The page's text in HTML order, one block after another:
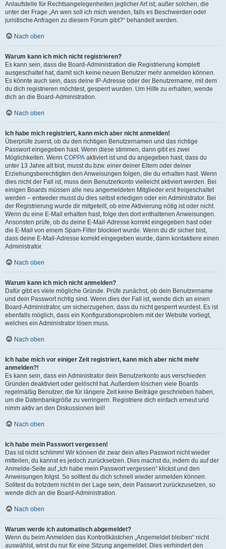
Anlaufstelle für Rechtsangelegenheiten jeglicher Art ist; außer solchen, die
unter der Frage „An wen soll ich mich wenden, falls es Beschwerden oder
juristische Anfragen zu diesem Forum gibt?“ behandelt werden.
Nach oben
Warum kann ich mich nicht registrieren?
Es kann sein, dass die Board-Administration die Registrierung komplett
ausgeschaltet hat, damit sich keine neuen Benutzer mehr anmelden können.
Es könnte auch sein, dass deine IP-Adresse oder der Benutzername, mit dem
du dich registrieren möchtest, gesperrt wurden. Um Hilfe zu erhalten, wende
dich an die Board-Administration.
Nach oben
Ich habe mich registriert, kann mich aber nicht anmelden!
Überprüfe zuerst, ob du den richtigen Benutzernamen und das richtige
Passwort eingegeben hast. Wenn diese stimmen, dann gibt es zwei
Möglichkeiten. Wenn COPPA aktiviert ist und du angegeben hast, dass du
unter 13 Jahre alt bist, musst du bzw. einer deiner Eltern oder deiner
Erziehungsberechtigten den Anweisungen folgen, die du erhalten hast. Wenn
dies nicht der Fall ist, muss dein Benutzerkonto vielleicht aktiviert werden. Bei
einigen Boards müssen alle neu angemeldeten Mitglieder erst freigeschaltet
werden – entweder musst du dies selbst erledigen oder ein Administrator. Bei
der Registrierung wurde dir mitgeteilt, ob eine Aktivierung nötig ist oder nicht.
Wenn du eine E-Mail erhalten hast, folge den dort enthaltenen Anweisungen.
Ansonsten prüfe, ob du deine E-Mail-Adresse korrekt eingegeben hast oder
die E-Mail von einem Spam-Filter blockiert wurde. Wenn du dir sicher bist,
dass deine E-Mail-Adresse korrekt eingegeben wurde, dann kontaktiere einen
Administrator.
Nach oben
Warum kann ich mich nicht anmelden?
Dafür gibt es viele mögliche Gründe. Prüfe zunächst, ob dein Benutzername
und dein Passwort richtig sind. Wenn dies der Fall ist, wende dich an einen
Board-Administrator, um sicherzugehen, dass du nicht gesperrt wurdest. Es ist
ebenfalls möglich, dass ein Konfigurationsproblem mit der Website vorliegt,
welches ein Administrator lösen muss.
Nach oben
Ich habe mich vor einiger Zeit registriert, kann mich aber nicht mehr
anmelden?!
Es kann sein, dass ein Administrator dein Benutzerkonto aus verschieden
Gründen deaktiviert oder gelöscht hat. Außerdem löschen viele Boards
regelmäßig Benutzer, die für längere Zeit keine Beiträge geschrieben haben,
um die Datenbankgröße zu verringern. Registriere dich einfach erneut und
nimm aktiv an den Diskussionen teil!
Nach oben
Ich habe mein Passwort vergessen!
Das ist nicht schlimm! Wir können dir zwar dein altes Passwort nicht wieder
mitteilen, du kannst es jedoch zurücksetzen. Dies machst du, indem du auf der
Anmelde-Seite auf „Ich habe mein Passwort vergessen“ klickst und den
Anweisungen folgst. So solltest du dich schnell wieder anmelden können.
Solltest du trotzdem nicht in der Lage sein, dein Passwort zurückzusetzen, so
wende dich an die Board-Administration.
Nach oben
Warum werde ich automatisch abgemeldet?
Wenn du beim Anmelden das Kontrollkästchen „Angemeldet bleiben“ nicht
auswählst, wirst du nur für eine Sitzung angemeldet. Dies verhindert den